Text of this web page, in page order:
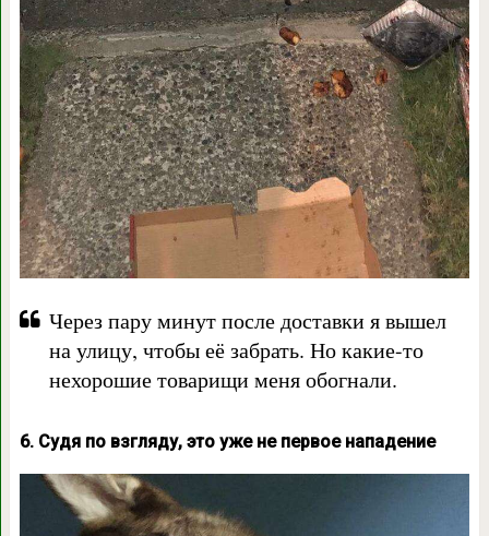
Через пару минут после доставки я вышел
на улицу, чтобы её забрать. Но какие-то
нехорошие товарищи меня обогнали.
6. Судя по взгляду, это уже не первое нападение